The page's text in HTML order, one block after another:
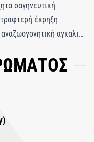
σαγηνευτική
έκρηξη
αγκαλιά
για μια απολαυστική
παράκτιου δάσους
τη γοητεία,
κεχριμπαριού
το φωτεινό βάθος